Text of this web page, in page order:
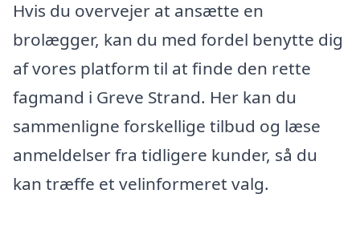
Hvis du overvejer at ansætte en
brolægger, kan du med fordel benytte dig
af vores platform til at finde den rette
fagmand i Greve Strand. Her kan du
sammenligne forskellige tilbud og læse
anmeldelser fra tidligere kunder, så du
kan træffe et velinformeret valg.